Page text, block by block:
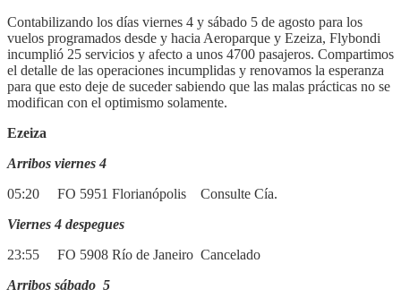
Contabilizando los días viernes 4 y sábado 5 de agosto para los
vuelos programados desde y hacia Aeroparque y Ezeiza, Flybondi
incumplió 25 servicios y afecto a unos 4700 pasajeros. Compartimos
el detalle de las operaciones incumplidas y renovamos la esperanza
para que esto deje de suceder sabiendo que las malas prácticas no se
modifican con el optimismo solamente.
Ezeiza
Arribos viernes 4
05:20 FO 5951 Florianópolis Consulte Cía.
Viernes 4 despegues
23:55 FO 5908 Río de Janeiro Cancelado
Arribos sábado 5